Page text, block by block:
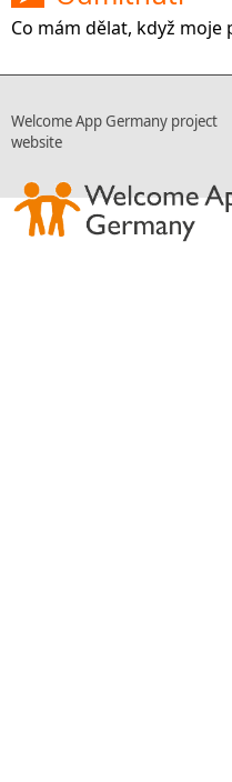
Co mám dělat, když
Welcome App Germany project
website